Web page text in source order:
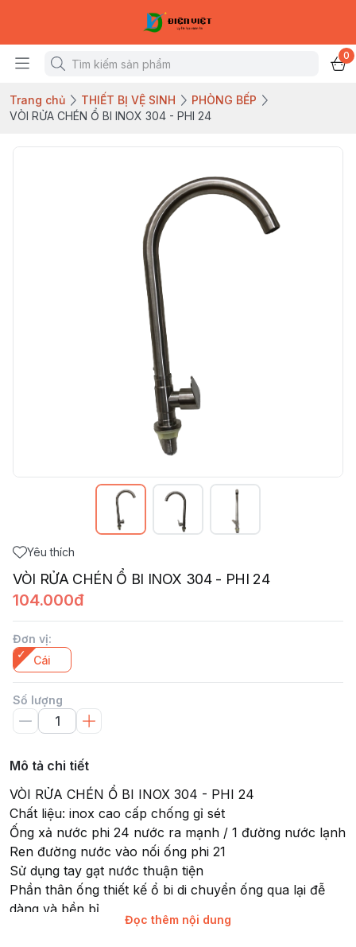
0
Trang chủ THIẾT BỊ VỆ SINH
PHÒNG BẾP
VÒI RỬA CHÉN Ổ BI INOX 304 - PHI 24
Yêu thích
VÒI RỬA CHÉN Ổ BI INOX 304 - PHI 24
104.000đ
Đơn vị:
Cái
Số lượng
Mô tả chi tiết
VÒI RỬA CHÉN Ổ BI INOX 304 - PHI 24
Chất liệu: inox cao cấp chống gỉ sét
Ống xả nước phi 24 nước ra mạnh / 1 đường nước lạnh
Ren đường nước vào nối ống phi 21
Sử dụng tay gạt nước thuận tiện
Phần thân ống thiết kế ổ bi di chuyển ống qua lại đễ
dàng và bền bỉ
Đọc thêm nội dung